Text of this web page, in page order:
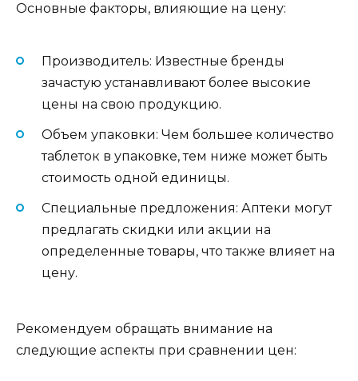
Основные факторы, влияющие на цену:
Производитель: Известные бренды
зачастую устанавливают более высокие
цены на свою продукцию.
Объем упаковки: Чем большее количество
таблеток в упаковке, тем ниже может быть
стоимость одной единицы.
Специальные предложения: Аптеки могут
предлагать скидки или акции на
определенные товары, что также влияет на
цену.
Рекомендуем обращать внимание на
следующие аспекты при сравнении цен: